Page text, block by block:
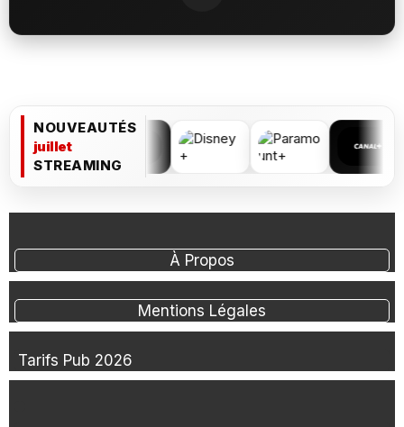
NOUVEAUTÉS
juillet
STREAMING
À Propos
Mentions Légales
Tarifs Pub 2026